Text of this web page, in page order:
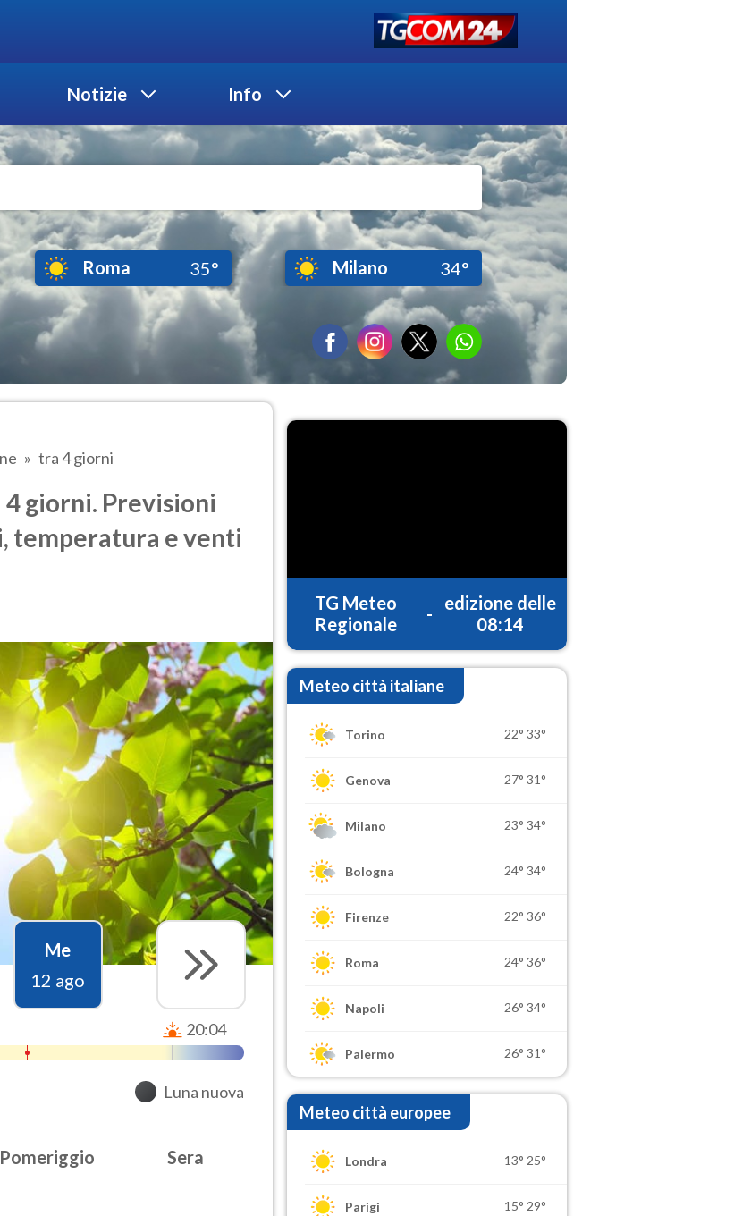
Notizie Info
Roma 35° Milano 34°
tra 4 giorni
giorni. Previsioni
temperatura e venti
Me
12 ago
20:04
Luna nuova
Pomeriggio Sera
TG Meteo
Regionale
-
edizione delle
08:14
Meteo città italiane
Torino 22° 33°
Genova 27° 31°
Milano 23° 34°
Bologna 24° 34°
Firenze 22° 36°
Roma 24° 36°
Napoli 26° 34°
Palermo 26° 31°
Meteo città europee
Londra 13° 25°
Parigi 15° 29°